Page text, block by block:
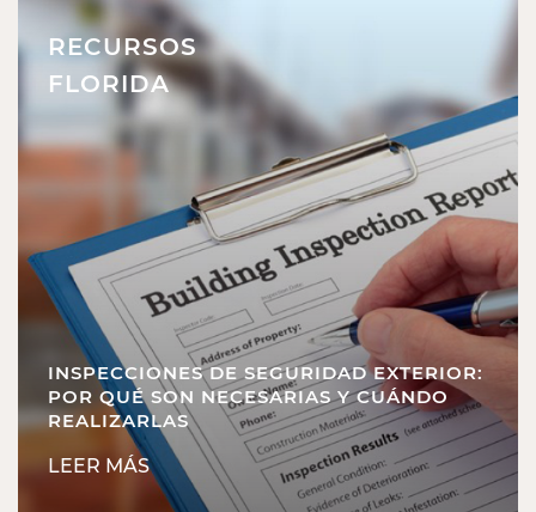
RECURSOS
FLORIDA
INSPECCIONES DE SEGURIDAD EXTERIOR:
POR QUÉ SON NECESARIAS Y CUÁNDO
REALIZARLAS
LEER MÁS